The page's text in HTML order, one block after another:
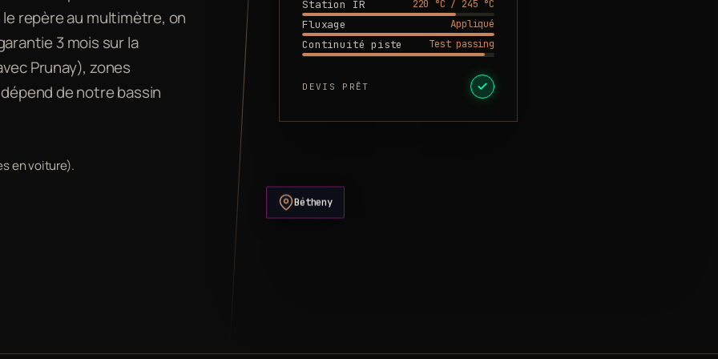
repère au multimètre, on
3 mois sur la
Prunay), zones
de notre bassin
en voiture).
Station IR
220 °C / 245 °C
Fluxage
Appliqué
Continuité piste
Test passing
DEVIS PRÊT
Bétheny